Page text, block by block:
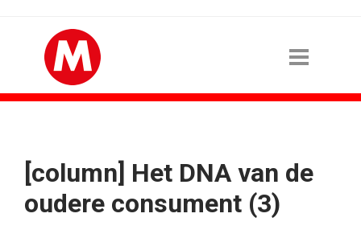
[column] Het DNA van de
oudere consument (3)